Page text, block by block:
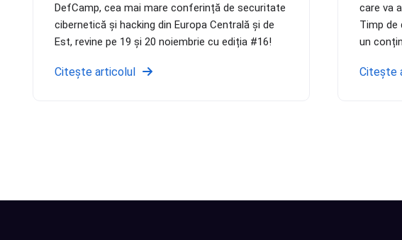
DefCamp, cea mai mare conferință de securitate
cibernetică și hacking din Europa Centrală și de
Est, revine pe 19 și 20 noiembrie cu ediția #16!
Citește articolul
care va
Timp de
un
Citește